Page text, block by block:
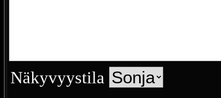
Näkyvyystila